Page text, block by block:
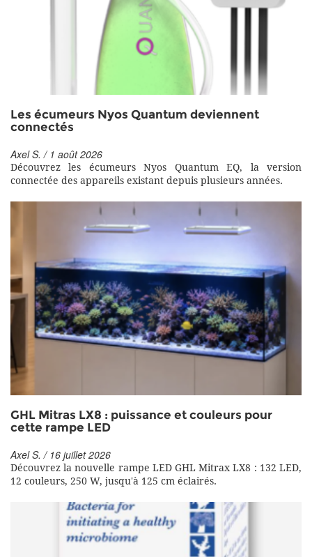
Les écumeurs Nyos Quantum deviennent
connectés
Axel S. / 1 août 2026
Découvrez les écumeurs Nyos Quantum EQ, la version
connectée des appareils existant depuis plusieurs années.
GHL Mitras LX8 : puissance et couleurs pour
cette rampe LED
Axel S. / 16 juillet 2026
Découvrez la nouvelle rampe LED GHL Mitrax LX8 : 132 LED,
12 couleurs, 250 W, jusqu'à 125 cm éclairés.